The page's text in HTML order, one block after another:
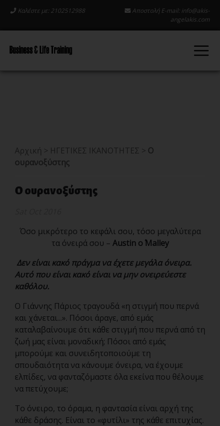
Καλέστε με: 2102512988 Αποστολή E-mail: info@akis-
angelakis.com
Αρχική > ΗΓΕΤΙΚΕΣ ΙΚΑΝΟΤΗΤΕΣ > Ο
ουρανοξύστης
Ο ουρανοξύστης
Όσο μικρότερο το κεφάλι σου, τόσο μεγαλύτερα
τα όνειρά σου – Austin o΄Malley
Δεν είναι κακό πράγμα να έχετε μεγάλα όνειρα.
Αυτό που είναι κακό είναι να μην ονειρεύεστε
καθόλου.
Ο Γιάννης Πάριος τραγουδά «η στιγμή που περνά
και χάνεται...». Πόσοι άραγε, από εμάς
καταλαβαίνουμε ότι κάθε στιγμή που περνά από τη
ζωή μας είναι μοναδική; Πόσοι από εμάς
μπορούμε και συνειδητοποιούμε τη
σπουδαιότητα να κάνουμε όνειρα, να έχουμε
ελπίδες, να φανταζόμαστε όλα εκείνα που θέλουμε
να πετύχουμε;
Το όνειρο, το όραμα, η φαντασία είναι αρχή της
κάθε δράσης. Είναι το «φυτίλι» της κάθε επιτυχίας.